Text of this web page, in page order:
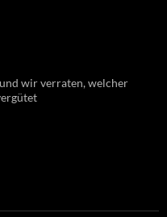
wir verraten, welcher